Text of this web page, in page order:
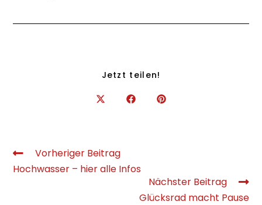
Jetzt teilen!
Vorheriger Beitrag
Hochwasser – hier alle Infos
Nächster Beitrag
Glücksrad macht Pause